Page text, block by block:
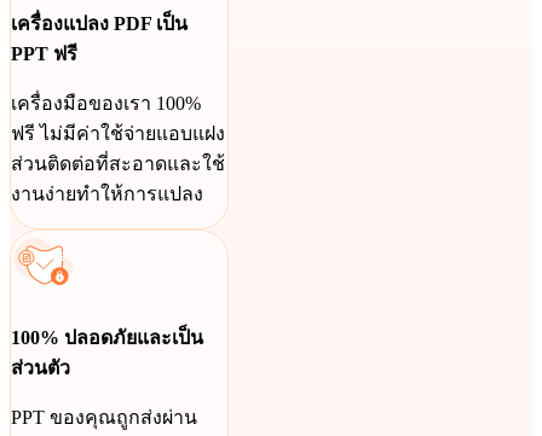
เครื่องแปลง PDF เป็น
PPT ฟรี
เครื่องมือของเรา 100%
ฟรี ไม่มีค่าใช้จ่ายแอบแฝง
ส่วนติดต่อที่สะอาดและใช้
งานง่ายทำให้การแปลง
100% ปลอดภัยและเป็น
ส่วนตัว
PPT ของคุณถูกส่งผ่าน